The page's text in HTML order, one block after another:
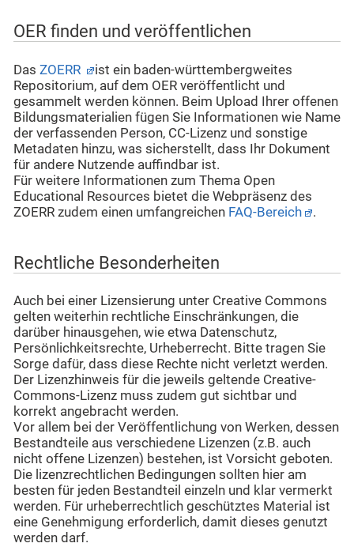
OER finden und veröffentlichen
Das ZOERR
ist ein baden-württembergweites
Repositorium, auf dem OER veröffentlicht und
gesammelt werden können. Beim Upload Ihrer offenen
Bildungsmaterialien fügen Sie Informationen wie Name
der verfassenden Person, CC-Lizenz und sonstige
Metadaten hinzu, was sicherstellt, dass Ihr Dokument
für andere Nutzende auffindbar ist.
Für weitere Informationen zum Thema Open
Educational Resources bietet die Webpräsenz des
ZOERR zudem einen umfangreichen FAQ-Bereich .
Rechtliche Besonderheiten
Auch bei einer Lizensierung unter Creative Commons
gelten weiterhin rechtliche Einschränkungen, die
darüber hinausgehen, wie etwa Datenschutz,
Persönlichkeitsrechte, Urheberrecht. Bitte tragen Sie
Sorge dafür, dass diese Rechte nicht verletzt werden.
Der Lizenzhinweis für die jeweils geltende Creative-
Commons-Lizenz muss zudem gut sichtbar und
korrekt angebracht werden.
Vor allem bei der Veröffentlichung von Werken, dessen
Bestandteile aus verschiedene Lizenzen (z.B. auch
nicht offene Lizenzen) bestehen, ist Vorsicht geboten.
Die lizenzrechtlichen Bedingungen sollten hier am
besten für jeden Bestandteil einzeln und klar vermerkt
werden. Für urheberrechtlich geschütztes Material ist
eine Genehmigung erforderlich, damit dieses genutzt
werden darf.